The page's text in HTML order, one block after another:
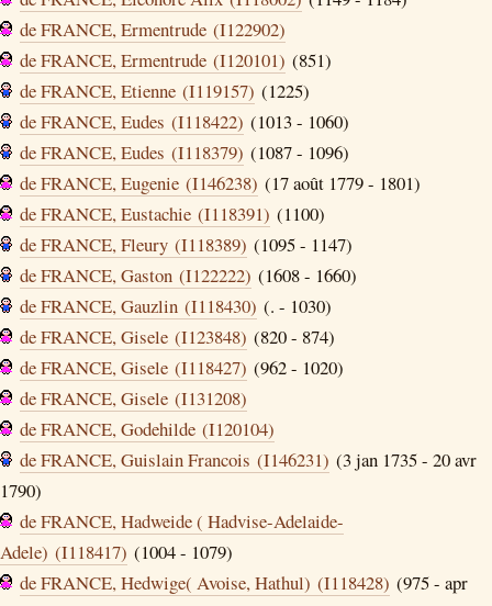
de FRANCE, Ermentrude (I122902)
de FRANCE, Ermentrude (I120101) (851)
de FRANCE, Etienne (I119157) (1225)
de FRANCE, Eudes (I118422) (1013 - 1060)
de FRANCE, Eudes (I118379) (1087 - 1096)
de FRANCE, Eugenie (I146238) (17 août 1779 - 1801)
de FRANCE, Eustachie (I118391) (1100)
de FRANCE, Fleury (I118389) (1095 - 1147)
de FRANCE, Gaston (I122222) (1608 - 1660)
de FRANCE, Gauzlin (I118430) (. - 1030)
de FRANCE, Gisele (I123848) (820 - 874)
de FRANCE, Gisele (I118427) (962 - 1020)
de FRANCE, Gisele (I131208)
de FRANCE, Godehilde (I120104)
de FRANCE, Guislain Francois (I146231) (3 jan 1735 - 20 avr
1790)
de FRANCE, Hadweide ( Hadvise-Adelaide-
Adele) (I118417) (1004 - 1079)
de FRANCE, Hedwige( Avoise, Hathul) (I118428) (975 - apr